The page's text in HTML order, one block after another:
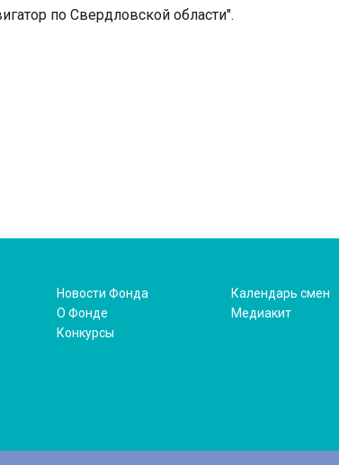
по Свердловской области".
Новости Фонда
О Фонде
Конкурсы
Календарь смен
Медиакит